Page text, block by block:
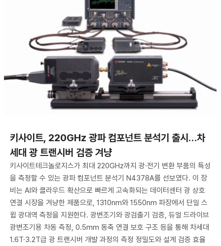
키사이트, 220GHz 광파 컴포넌트 분석기 출시…차
세대 광 트랜시버 검증 겨냥
키사이트테크놀로지스가 최대 220GHz까지 광·전기 변환 부품의 특성
을 측정할 수 있는 광파 컴포넌트 분석기 N4378A를 선보였다. 이 장
비는 AI와 클라우드 확산으로 빠르게 고속화되는 데이터센터 광 상호
연결 시장을 겨냥한 제품으로, 1310nm와 1550nm 파장에서 단일 스
윕 광대역 측정을 지원한다. 광변조기와 광검출기 검증, 듀얼 드라이브
광변조기용 차동 측정, 0.5mm 동축 연결 보호 구조 등을 통해 차세대
1.6T·3.2T급 광 트랜시버 개발 과정의 측정 정밀도와 설계 검증 효율